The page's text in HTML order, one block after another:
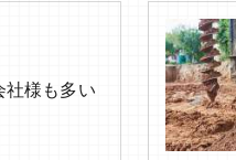
様も多い